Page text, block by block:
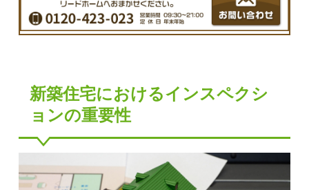
新築住宅におけるインスペクシ
ョンの重要性